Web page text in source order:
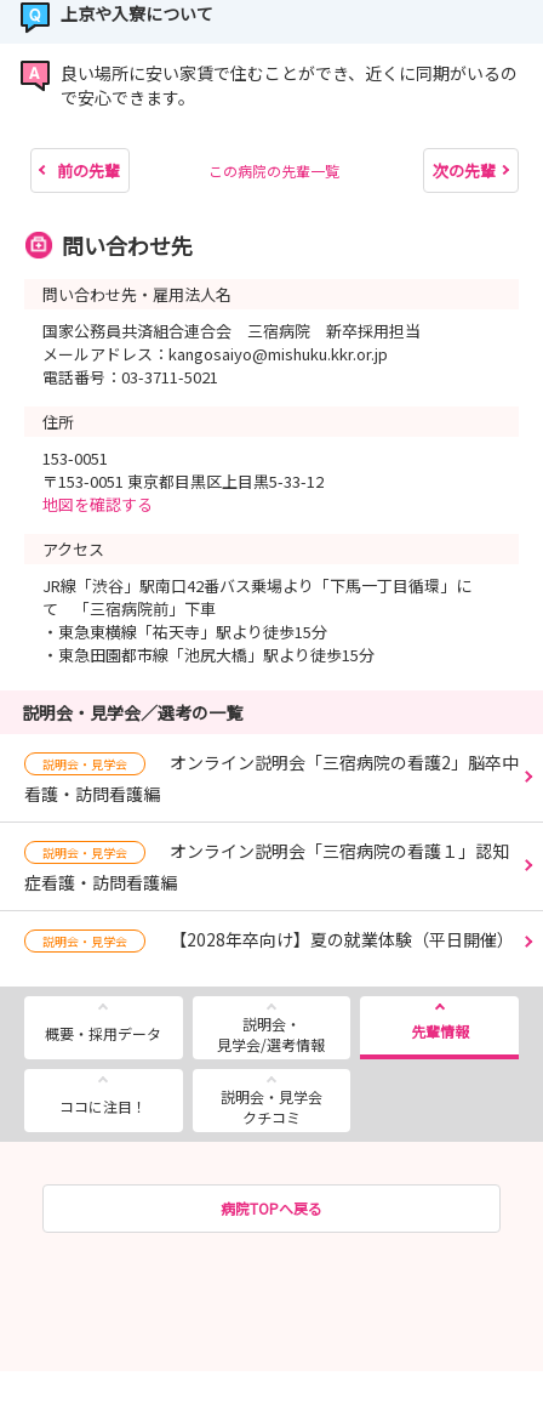
上京や入寮について
良い場所に安い家賃で住むことができ、近くに同期がいるの
で安心できます。
前の先輩 この病院の先輩一覧 次の先輩
問い合わせ先
問い合わせ先・雇用法人名
国家公務員共済組合連合会 三宿病院 新卒採用担当
メールアドレス：kangosaiyo@mishuku.kkr.or.jp
電話番号：03-3711-5021
住所
153-0051
〒153-0051 東京都目黒区上目黒5-33-12
地図を確認する
アクセス
JR線「渋谷」駅南口42番バス乗場より「下馬一丁目循環」に
て 「三宿病院前」下車
・東急東横線「祐天寺」駅より徒歩15分
・東急田園都市線「池尻大橋」駅より徒歩15分
説明会・見学会／選考の一覧
説明会・見学会
オンライン説明会「三宿病院の看護2」脳卒中
看護・訪問看護編
説明会・見学会
オンライン説明会「三宿病院の看護１」認知
症看護・訪問看護編
説明会・見学会 【2028年卒向け】夏の就業体験（平日開催）
概要・採用データ
説明会・
見学会/選考情報
先輩情報
ココに注目！
説明会・見学会
クチコミ
病院TOPへ戻る